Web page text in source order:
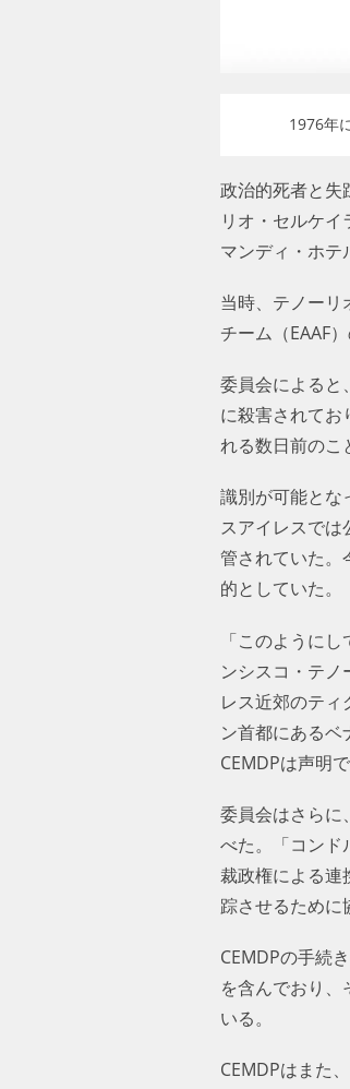
1976
政治的死者と失
リオ・セルケ
マンディ・ホテ
当時、テノーリ
チーム（EAAF
委員会によると
に殺害されてお
れる数日前のこ
識別が可能とな
スアイレスでは
管されていた。
的としていた。
「このように
ンシスコ・テノ
レス近郊のティ
ン首都にあるベ
CEMDPは声明
委員会はさらに
べた。「コンド
裁政権による連
踪させるために
CEMDPの手続
を含んでおり、
いる。
CEMDPはまた